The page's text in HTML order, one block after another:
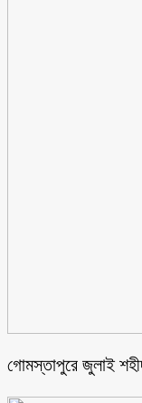
গোমস্তাপুরে জুলাই